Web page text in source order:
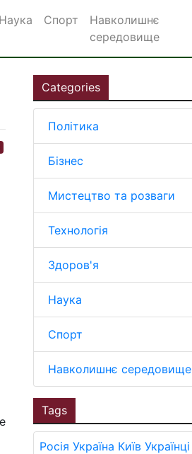
Наука Спорт
Навколишнє
середовище
Categories
Політика
Бізнес
Мистецтво та розваги
Технологія
Здоров'я
Наука
Спорт
Навколишнє середовище
Tags
Росія Україна Київ Українці